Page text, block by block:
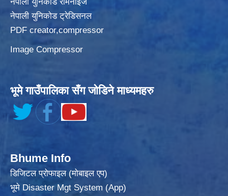
नेपाली युनिकोड ट्रेडिसनल
PDF creator,compressor
Image Compressor
भूमे गाउँपालिका सँग जोडिने माध्यमहरु
Bhume Info
डिजिटल प्रोफाइल (मोबाइल एप)
भूमे Disaster Mgt System (App)